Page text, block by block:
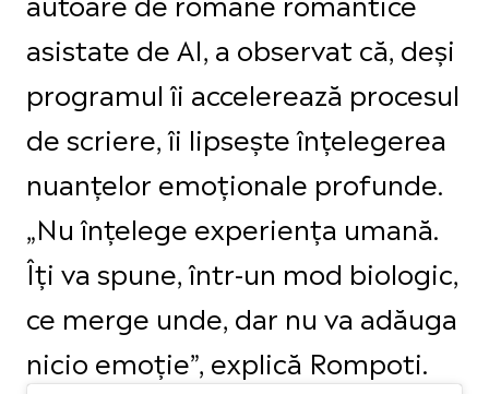
asistate de AI, a observat că, deși
programul îi accelerează procesul
de scriere, îi lipsește înțelegerea
nuanțelor emoționale profunde.
„Nu înțelege experiența umană.
Îți va spune, într-un mod biologic,
ce merge unde, dar nu va adăuga
nicio emoție”, explică Rompoti.